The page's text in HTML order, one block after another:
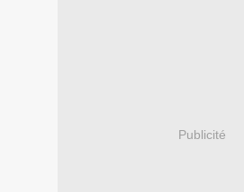
Publicité